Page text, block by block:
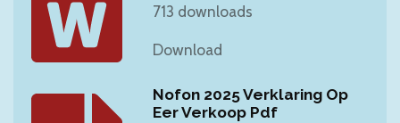
713 downloads
Download
Nofon 2025 Verklaring Op
Eer Verkoop Pdf